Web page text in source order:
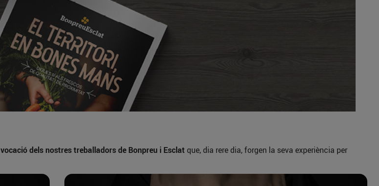
vocació dels nostres treballadors de Bonpreu i Esclat que, dia rere dia, forgen la seva experiència per